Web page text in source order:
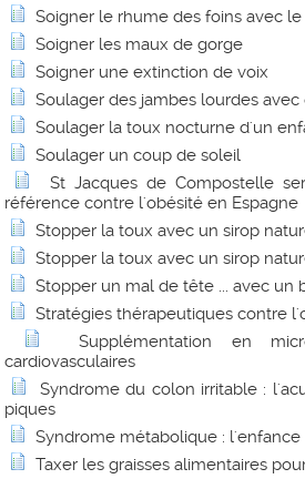
Soigner le rhume des foins avec le
Soigner les maux de gorge
Soigner une extinction de voix
Soulager des jambes lourdes
Soulager la toux nocturne d'un
Soulager un coup de soleil
St Jacques de Compostelle
référence contre l'obésité en Espagne
Stopper la toux avec un sirop
Stopper la toux avec un sirop
Stopper un mal de tête ... avec un
Stratégies thérapeutiques contre
Supplémentation en
cardiovasculaires
Syndrome du colon irritable :
piques
Syndrome métabolique :
Taxer les graisses alimentaires